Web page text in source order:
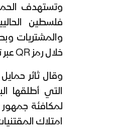
وتستهدف
فلسطين
والمشتريات
خلال رمز QR عبر تطبيق بنكي.
وقال ثائر
التي أطلقها
لمكافئة
امتلاك